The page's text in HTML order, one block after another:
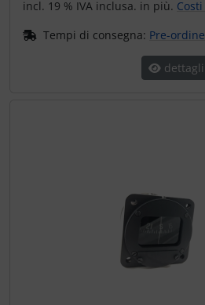
incl. 19 % IVA inclusa. in più.
Tempi di consegna: Pre-ordine
dettagli